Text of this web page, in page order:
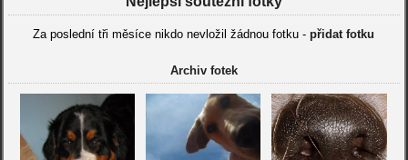
Za poslední tři měsíce nikdo nevložil žádnou fotku -přidat fotku
Archiv fotek